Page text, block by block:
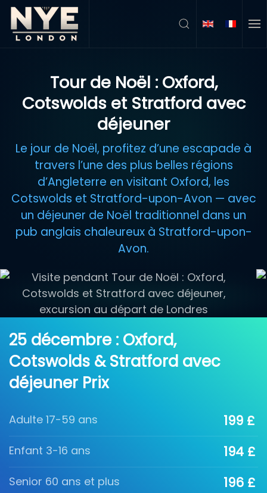
Accéder au contenu principal
Tour de Noël : Oxford,
Cotswolds et Stratford avec
déjeuner
Le jour de Noël, profitez d’une escapade à
travers l’une des plus belles régions
d’Angleterre en visitant Oxford, les
Cotswolds et Stratford-upon-Avon — avec
un déjeuner de Noël traditionnel dans un
pub anglais chaleureux à Stratford-upon-
Avon.
25 décembre : Oxford,
Cotswolds & Stratford avec
déjeuner Prix
Adulte 17-59 ans 199 £
Enfant 3-16 ans 194 £
Senior 60 ans et plus 196 £